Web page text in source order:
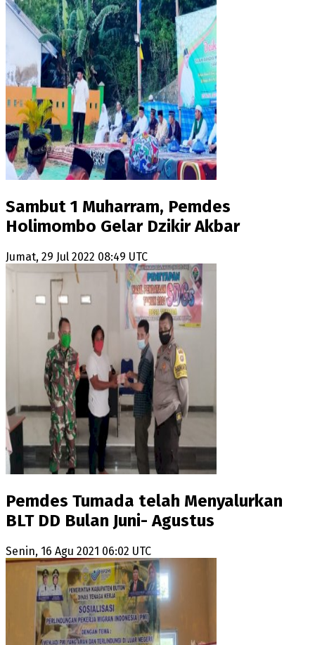
Sambut 1 Muharram, Pemdes
Holimombo Gelar Dzikir Akbar
Jumat, 29 Jul 2022 08:49 UTC
Pemdes Tumada telah Menyalurkan
BLT DD Bulan Juni- Agustus
Senin, 16 Agu 2021 06:02 UTC